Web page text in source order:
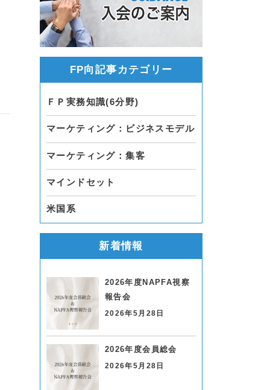
FP向記事カテゴリー
ＦＰ実務知識(6分野)
マーケティング：ビジネスモデル
マーケティング：集客
マインドセット
米国系
新着情報
2026年度NAPFA視察
報告会
2026年5月28日
2026年度会員総会
2026年5月28日